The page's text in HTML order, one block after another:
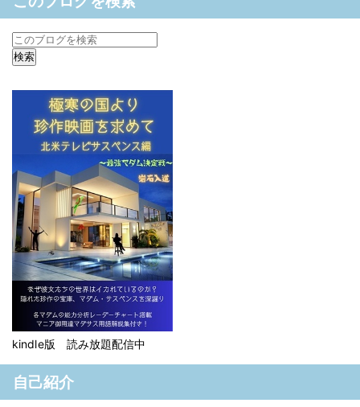
kindle版 読み放題配信中
自己紹介